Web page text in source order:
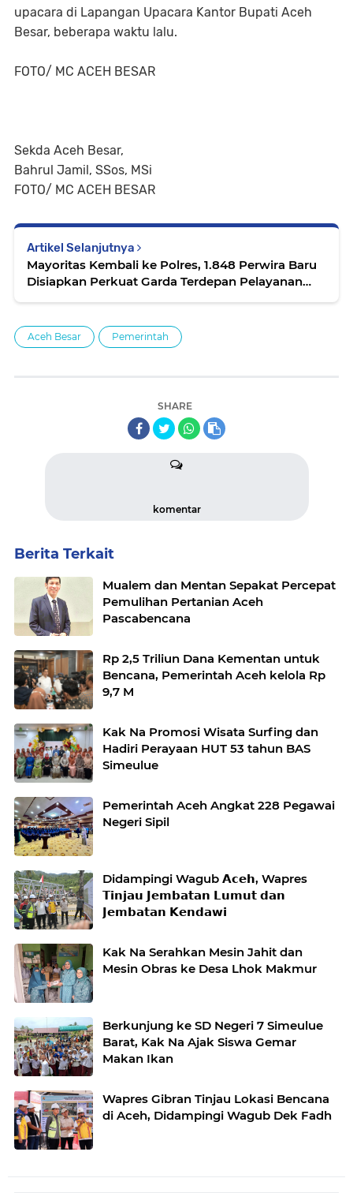
upacara di Lapangan Upacara Kantor Bupati Aceh
Besar, beberapa waktu lalu.
FOTO/ MC ACEH BESAR
Sekda Aceh Besar,
Bahrul Jamil, SSos, MSi
FOTO/ MC ACEH BESAR
Artikel Selanjutnya
Mayoritas Kembali ke Polres, 1.848 Perwira Baru
Disiapkan Perkuat Garda Terdepan Pelayanan
Aceh Besar Pemerintah
SHARE
komentar
Berita Terkait
Mualem dan Mentan Sepakat Percepat
Pemulihan Pertanian Aceh
Pascabencana
Rp 2,5 Triliun Dana Kementan untuk
Bencana, Pemerintah Aceh kelola Rp
9,7 M
Kak Na Promosi Wisata Surfing dan
Hadiri Perayaan HUT 53 tahun BAS
Simeulue
Pemerintah Aceh Angkat 228 Pegawai
Negeri Sipil
Didampingi Wagub 𝗔𝗰𝗲𝗵, Wapres
𝗧𝗶𝗻𝗷𝗮𝘂 𝗝𝗲𝗺𝗯𝗮𝘁𝗮𝗻 𝗟𝘂𝗺𝘂𝘁 𝗱𝗮𝗻
𝗝𝗲𝗺𝗯𝗮𝘁𝗮𝗻 𝗞𝗲𝗻𝗱𝗮𝘄𝗶
Kak Na Serahkan Mesin Jahit dan
Mesin Obras ke Desa Lhok Makmur
Berkunjung ke SD Negeri 7 Simeulue
Barat, Kak Na Ajak Siswa Gemar
Makan Ikan
Wapres Gibran Tinjau Lokasi Bencana
di Aceh, Didampingi Wagub Dek Fadh